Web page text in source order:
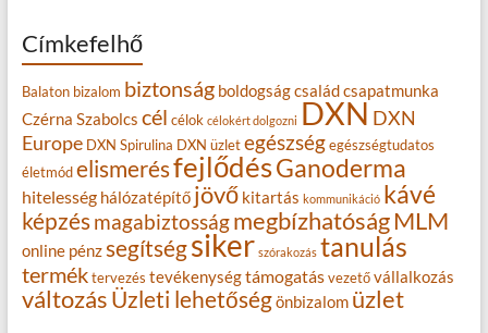
Címkefelhő
Balaton bizalom biztonság boldogságcsaládcsapatmunka
Czérna Szabolcs cél célok célokért dolgozni DXNDXN
Europe DXN Spirulina DXN üzlet egészség egészségtudatos
életmód elismerésfejlődésGanoderma
hitelesség hálózatépítő jövő kitartás kommunikáció kávé
képzésmagabiztosságmegbízhatóságMLM
online pénz segítségsiker szórakozás tanulás
termék tervezés tevékenységtámogatás vezető vállalkozás
változás Üzleti lehetőségönbizalom üzlet